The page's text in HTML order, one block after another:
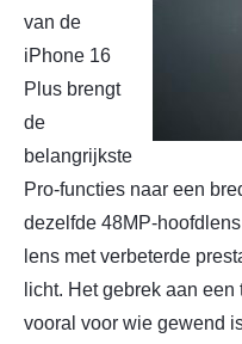
van de
iPhone 16
Plus brengt
de
belangrijkste
Pro-functies naar een
dezelfde 48MP-
lens met verbeterde
licht. Het gebrek aan
vooral voor wie gewend